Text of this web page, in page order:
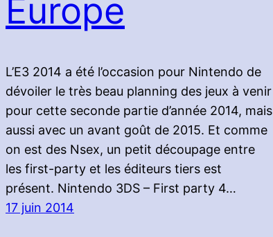
Europe
L’E3 2014 a été l’occasion pour Nintendo de
dévoiler le très beau planning des jeux à venir
pour cette seconde partie d’année 2014, mais
aussi avec un avant goût de 2015. Et comme
on est des Nsex, un petit découpage entre
les first-party et les éditeurs tiers est
présent. Nintendo 3DS – First party 4…
17 juin 2014